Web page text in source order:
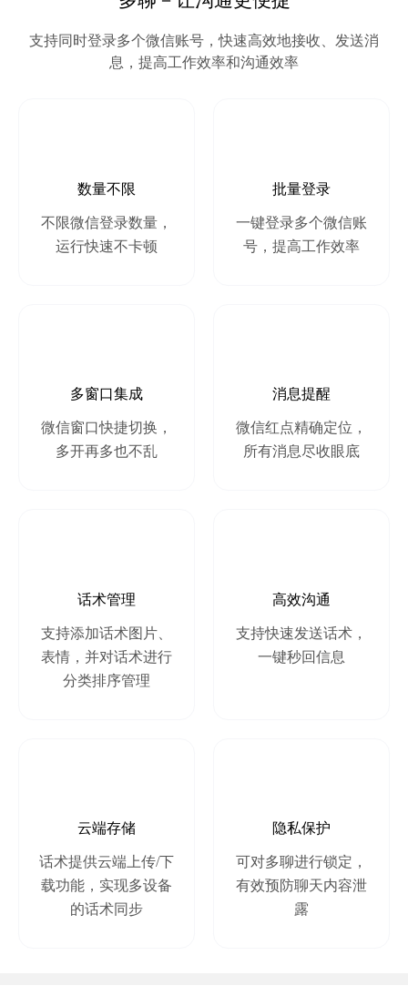
支持同时登录多个微信账号，快速高效地接收、发送消
息，提高工作效率和沟通效率
数量不限
不限微信登录数量，
运行快速不卡顿
批量登录
一键登录多个微信账
号，提高工作效率
多窗口集成
微信窗口快捷切换，
多开再多也不乱
消息提醒
微信红点精确定位，
所有消息尽收眼底
话术管理
支持添加话术图片、
表情，并对话术进行
分类排序管理
高效沟通
支持快速发送话术，
一键秒回信息
云端存储
话术提供云端上传/下
载功能，实现多设备
的话术同步
隐私保护
可对多聊进行锁定，
有效预防聊天内容泄
露